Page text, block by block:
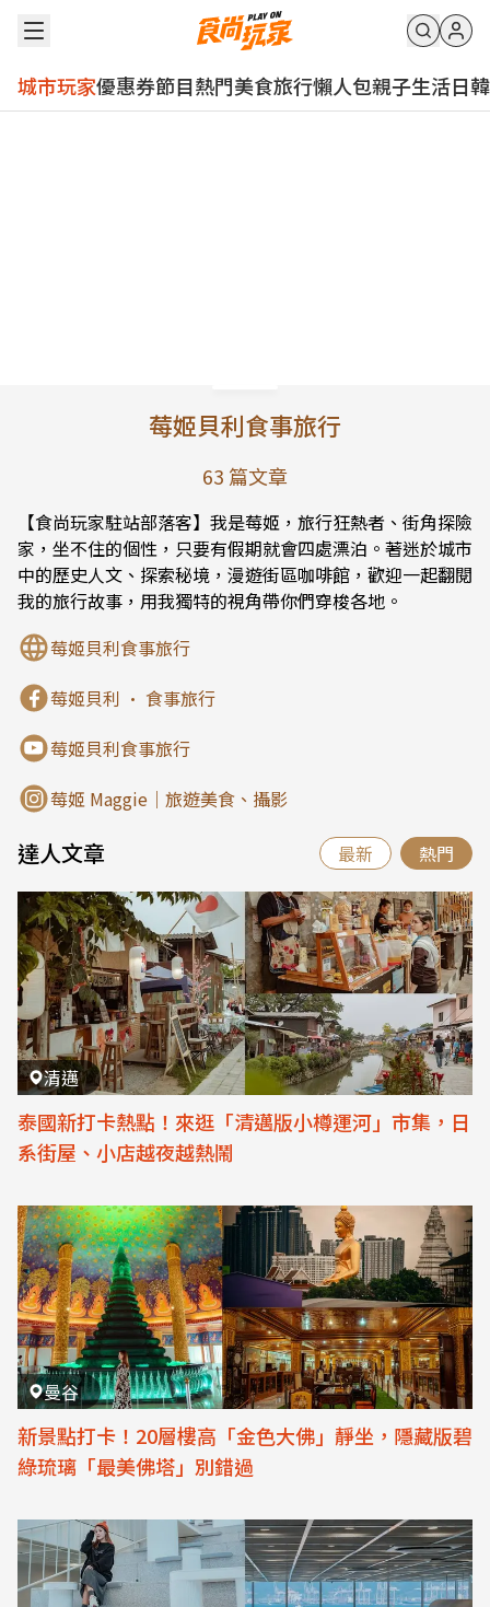
城市玩家優惠券節目熱門美食旅行懶人包親子生活日韓
達人文章 最新 熱門
清邁
泰國新打卡熱點！來逛「清邁版小樽運河」市集，日
系街屋、小店越夜越熱鬧
曼谷
新景點打卡！20層樓高「金色大佛」靜坐，隱藏版碧
綠琉璃「最美佛塔」別錯過
莓姬貝利食事旅行
63 篇文章
【食尚玩家駐站部落客】我是莓姬，旅行狂熱者、街角探險
家，坐不住的個性，只要有假期就會四處漂泊。著迷於城市
中的歷史人文、探索秘境，漫遊街區咖啡館，歡迎一起翻閱
我的旅行故事，用我獨特的視角帶你們穿梭各地。
莓姬貝利食事旅行
莓姬貝利 • 食事旅行
莓姬貝利食事旅行
莓姬 Maggie｜旅遊美食、攝影